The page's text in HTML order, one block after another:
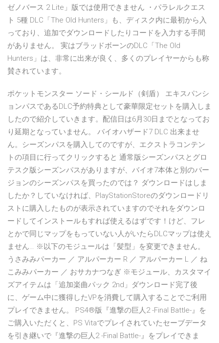
ゼノバース 2 Lite」版では使用できません ・パラレルクエス
ト 5種 DLC「The Old Hunters」も、ディスク内に最初から入
っており、追加でダウンロードしたりコードを入力する手間
がありません。 実はブラッドボーンのDLC「The Old
Hunters」は、非常に出来が良く、多くのプレイヤーからも称
賛されています。
ポケットモンスター ソード・シールド（剣盾） エキスパンシ
ョンパスであるDLC予約特典として豪華限定セットを購入しま
したので紹介していきます。配信日は6月30日までとなってお
り延期となっていません。 バイオハザード7 DLC 出来ませ
ん。シーズンパスを購入してのですが、エクストラコンテン
トの項目に行ってクリックすると 通常版シーズンパスとグロ
テスク版シーズンパスがありますが、バイオ7本体と別のバー
ジョンのシーズンパスを買ったのでは？ ダウンロードはしま
したか？していなければ、PlayStationStoreのダウンロードリ
ストに購入したものが表示されていますのでそれをダウンロ
ードしてインストールもすれば使えるはずです！けど、フレ
とかで同じマップをもっていない人がいたらDLCマップは使え
ません… ※以下のモジュールは「髪型」を変更できません。
うさみみパーカー ／ アルパーカー R ／ アルパーカー L ／ ね
こみみパーカー ／ おサカナつなぎ ※モジュール、カスタマイ
ズアイテムは「追加楽曲パック 2nd」ダウンロード完了後
に、ゲーム中に獲得したVPを消費して購入することでご利用
プレイできません。 PS4®版『進撃の巨人2 -Final Battle-』を
ご購入いただくと、PS Vitaでプレイされていたセーブデータ
を引き継いで『進撃の巨人2 -Final Battle-』をプレイできま